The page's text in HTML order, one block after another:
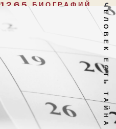
1265 БИОГРАФИЙ ЧЕЛОВЕК ЕСТЬ ТАЙНА